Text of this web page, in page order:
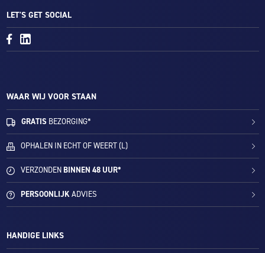
LET'S GET SOCIAL
WAAR WIJ VOOR STAAN
GRATIS BEZORGING*
OPHALEN IN ECHT OF WEERT (L)
VERZONDENBINNEN 48 UUR*
PERSOONLIJKADVIES
HANDIGE LINKS